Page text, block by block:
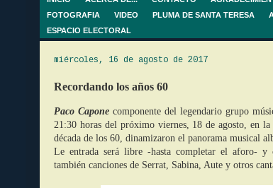
FOTOGRAFIA
VIDEO PLUMA DE SANTA TERESA
ESPACIO ELECTORAL
miércoles, 16 de agosto de 2017
Recordando los años 60
Paco Capone componente del legendario grupo
21:30 horas del próximo viernes, 18 de agosto, en
década de los 60, dinamizaron el panorama musical
Le entrada será libre -hasta completar el aforo- y
también canciones de Serrat, Sabina, Aute y otros